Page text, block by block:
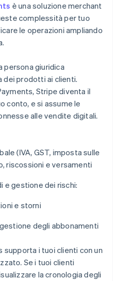
è una soluzione merchant
complessità per tuo
le operazioni ampliando
persona giuridica
dei prodotti ai clienti.
Stripe diventa il
conto, e si assume le
alle vendite digitali.
(IVA, GST, imposta sulle
riscossioni e versamenti
e gestione dei rischi:
e storni
degli abbonamenti
supporta i tuoi clienti con un
Se i tuoi clienti
la cronologia degli